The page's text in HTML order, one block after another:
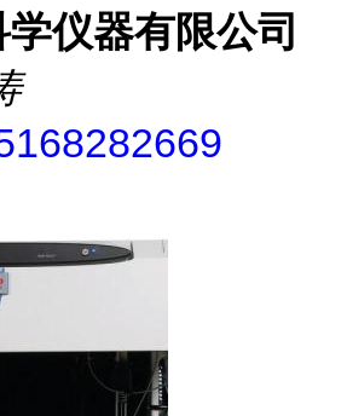
仪器有限公司